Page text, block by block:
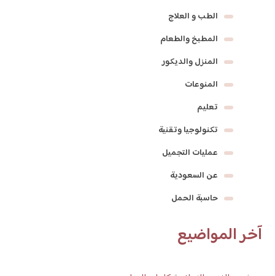
الطب و العلاج
المطبخ والطعام
المنزل والديكور
المنوعات
تعليم
تكنولوجيا وتقنية
عمليات التجميل
عن السعودية
حاسبة الحمل
آخر المواضيع